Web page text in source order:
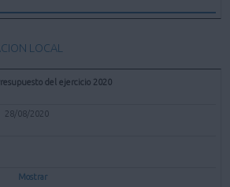
LOCAL
del ejercicio 2020
28/08/2020
Mostrar